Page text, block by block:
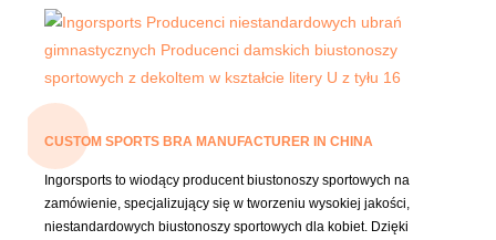
CUSTOM SPORTS BRA MANUFACTURER IN CHINA
Ingorsports to wiodący producent biustonoszy sportowych na
zamówienie, specjalizujący się w tworzeniu wysokiej jakości,
niestandardowych biustonoszy sportowych dla kobiet. Dzięki